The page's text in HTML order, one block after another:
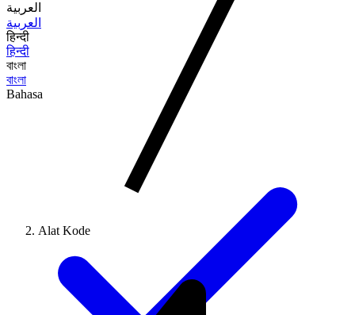
العربية
العربية
हिन्दी
हिन्दी
বাংলা
বাংলা
Bahasa
Alat Kode